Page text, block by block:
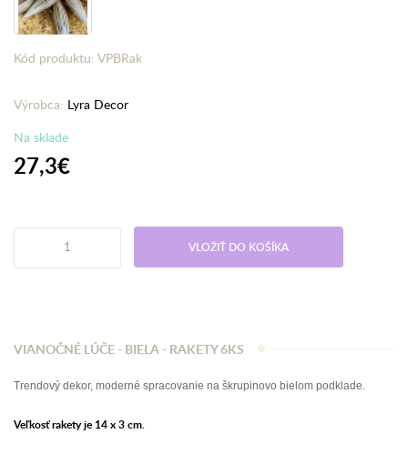
Kód produktu: VPBRak
Výrobca: Lyra Decor
Na sklade
27,3€
VLOŽIŤ DO KOŠÍKA
VIANOČNÉ LÚČE - BIELA - RAKETY 6KS
Trendový dekor, moderné spracovanie na škrupinovo bielom podklade.
Veľkosť rakety je 14 x 3 cm.